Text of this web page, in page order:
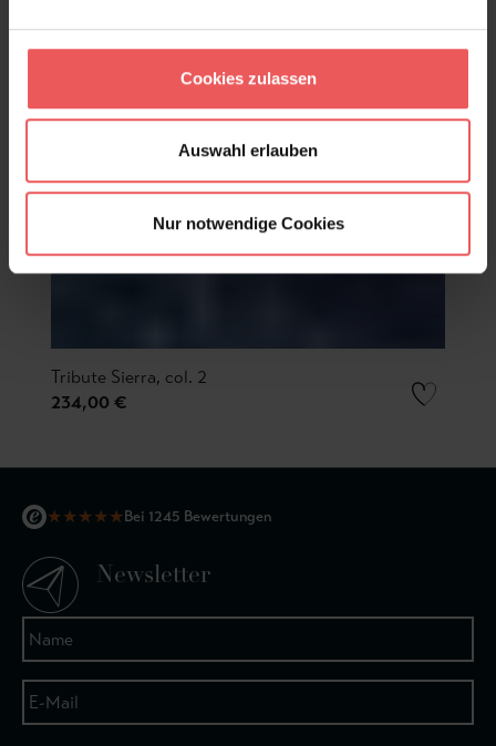
Cookies zulassen
Auswahl erlauben
Nur notwendige Cookies
Tribute Sierra, col. 2
234,00 €
★★★★★Bei 1245 Bewertungen
Newsletter